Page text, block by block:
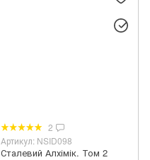
2
Артикул: NSID098
Сталевий Алхімік. Том 2